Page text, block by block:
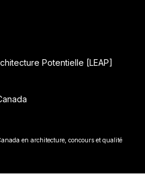
Potentielle [LEAP]
en architecture, concours et qualité